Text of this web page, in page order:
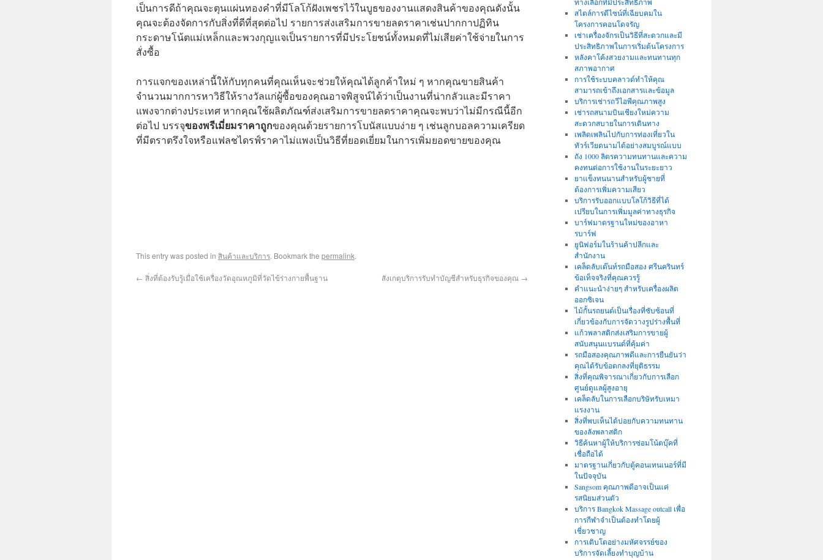
เป็นการดีถ้าคุณจะตุนแผ่นทองคำที่มีโลโก้ฝังเพชรไว้ในบูธของงานแสดงสินค้าของคุณดังนั้น
คุณจะต้องจัดการกับสิ่งที่ดีที่สุดต่อไป รายการส่งเสริมการขายลดราคาเช่นปากกาปฏิทิน
กระดาษโน้ตแม่เหล็กและพวงกุญแจเป็นรายการที่มีประโยชน์ทั้งหมดที่ไม่เสียค่าใช้จ่ายในการ
สั่งซื้อ
การแจกของเหล่านี้ให้กับทุกคนที่คุณเห็นจะช่วยให้คุณได้ลูกค้าใหม่ ๆ หากคุณขายสินค้า
จำนวนมากการหาวิธีให้รางวัลแก่ผู้ซื้อของคุณอาจพิสูจน์ได้ว่าเป็นงานที่น่ากลัวและมีราคา
แพงจากต่างประเทศ หากคุณใช้ผลิตภัณฑ์ส่งเสริมการขายลดราคาคุณจะพบว่าไม่มีกรณีนี้อีก
ต่อไป บรรจุของพรีเมี่ยมราคาถูกของคุณด้วยรายการโบนัสแบบง่าย ๆ เช่นลูกบอลความเครียด
ที่มีตราตรึงใจหรือแฟลชไดรฟ์ราคาไม่แพงเป็นวิธีที่ยอดเยี่ยมในการเพิ่มยอดขายของคุณ
This entry was posted in สินค้าและบริการ. Bookmark the permalink.
← สิ่งที่ต้องรับรู้เมื่อใช้เครื่องวัดอุณหภูมิที่วัดไข้ร่างกายพื้นฐาน สังเกตุบริการรับทำบัญชีสำหรับธุรกิจของคุณ →
สไตล์การดีไซน์ที่เฉียบคมใน
โครงการคอนโดจรัญ
เช่าเครื่องจักรเป็นวิธีที่สะดวกและมี
ประสิทธิภาพในการเริ่มต้นโครงการ
หลังคาโค้งสวยงามและทนทานทุก
สภาพอากาศ
การใช้ระบบคลาวด์ทำให้คุณ
สามารถเข้าถึงเอกสารและข้อมูล
บริการเช่ารถวีไอพีคุณภาพสูง
เช่ารถสนามบินเชียงใหม่ความ
สะดวกสบายในการเดินทาง
เพลิดเพลินไปกับการท่องเที่ยวใน
ทัวร์เวียดนามได้อย่างสมบูรณ์แบบ
ถัง 1000 ลิตรความทนทานและความ
คงทนต่อการใช้งานในระยะยาว
ยาแข็งทนนานสำหรับผู้ชายที่
ต้องการเพิ่มความเสียว
บริการรับออกแบบโลโก้วิธีที่ได้
เปรียบในการเพิ่มมูลค่าทางธุรกิจ
บาร์ฟมาตรฐานใหม่ของอาหา
รบาร์ฟ
ยูนิฟอร์มในร้านค้าปลีกและ
สำนักงาน
เคล็ดลับเต๊นท์รถมือสอง ศรีนครินทร์
ข้อเท็จจริงที่คุณควรรู้
คำแนะนำง่ายๆ สำหรับเครื่องผลิต
ออกซิเจน
ไม้กั้นรถยนต์เป็นเรื่องที่ซับซ้อนที่
เกี่ยวข้องกับการจัดวางรูปร่างพื้นที่
แก้วพลาสติกส่งเสริมการขายผู้
สนับสนุนแบรนด์ที่คุ้มค่า
รถมือสองคุณภาพดีและการยืนยันว่า
คุณได้รับข้อตกลงที่ยุติธรรม
สิ่งที่คุณพิจารณาเกี่ยวกับการเลือก
ศูนย์ดูแลผู้สูงอายุ
เคล็ดลับในการเลือกบริษัทรับเหมา
แรงงาน
สิ่งที่พบเห็นได้บ่อยกับความทนทาน
ของลังพลาสติก
วิธีค้นหาผู้ให้บริการซ่อมโน้ตบุ๊คที่
เชื่อถือได้
มาตรฐานเกี่ยวกับตู้คอนเทนเนอร์ที่มี
ในปัจจุบัน
Sangsom คุณภาพดีอาจเป็นแค่
รสนิยมส่วนตัว
บริการ Bangkok Massage outcall เพื่อ
การกีฬาจำเป็นต้องทำโดยผู้
เชี่ยวชาญ
การเติบโตอย่างมหัศจรรย์ของ
บริการจัดเลี้ยงทำบุญบ้าน